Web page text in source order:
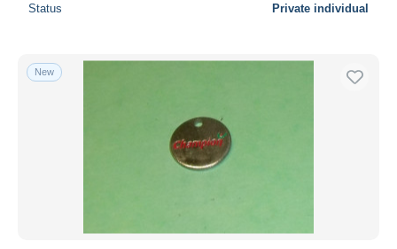
Status Private individual
New